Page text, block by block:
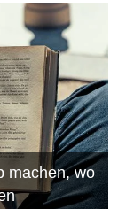
machen, wo